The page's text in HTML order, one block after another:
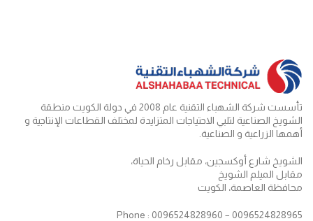
تأسست شركة الشهباء التقنية عام 2008 في دولة الكويت منطقة
الشويخ الصناعية لتلبي الاحتياجات المتزايدة لمختلف القطاعات الإنتاجية و
أهمها الزراعية و الصناعية.
الشويخ شارع أوكسجين، مقابل رخام الحياة،
مقابل الميلم الشويخ
محافظة العاصمة، الكويت
Phone : 0096524828960 – 0096524828965